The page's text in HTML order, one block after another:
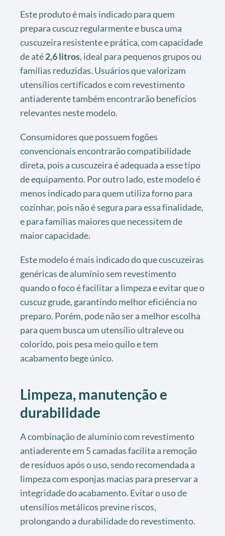
Este produto é mais indicado para quem
prepara cuscuz regularmente e busca uma
cuscuzeira resistente e prática, com capacidade
de até2,6 litros, ideal para pequenos grupos ou
famílias reduzidas. Usuários que valorizam
utensílios certificados e com revestimento
antiaderente também encontrarão benefícios
relevantes neste modelo.
Consumidores que possuem fogões
convencionais encontrarão compatibilidade
direta, pois a cuscuzeira é adequada a esse tipo
de equipamento. Por outro lado, este modelo é
menos indicado para quem utiliza forno para
cozinhar, pois não é segura para essa finalidade,
e para famílias maiores que necessitem de
maior capacidade.
Este modelo é mais indicado do que cuscuzeiras
genéricas de alumínio sem revestimento
quando o foco é facilitar a limpeza e evitar que o
cuscuz grude, garantindo melhor eficiência no
preparo. Porém, pode não ser a melhor escolha
para quem busca um utensílio ultraleve ou
colorido, pois pesa meio quilo e tem
acabamento bege único.
Limpeza, manutenção e
durabilidade
A combinação de alumínio com revestimento
antiaderente em 5 camadas facilita a remoção
de resíduos após o uso, sendo recomendada a
limpeza com esponjas macias para preservar a
integridade do acabamento. Evitar o uso de
utensílios metálicos previne riscos,
prolongando a durabilidade do revestimento.